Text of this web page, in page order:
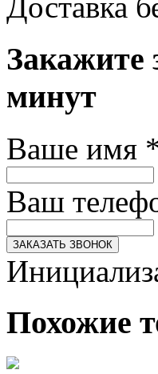
Доставка
Закажите
минут
Ваше имя
Ваш
ЗАКАЗАТЬ ЗВОНОК
Похожие